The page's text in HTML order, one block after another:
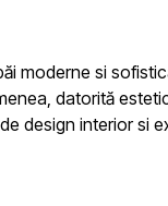
moderne si
datorită
design interior si